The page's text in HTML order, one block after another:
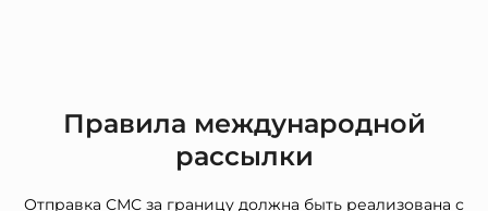
Правила международной
рассылки
Отправка СМС за границу должна быть реализована с